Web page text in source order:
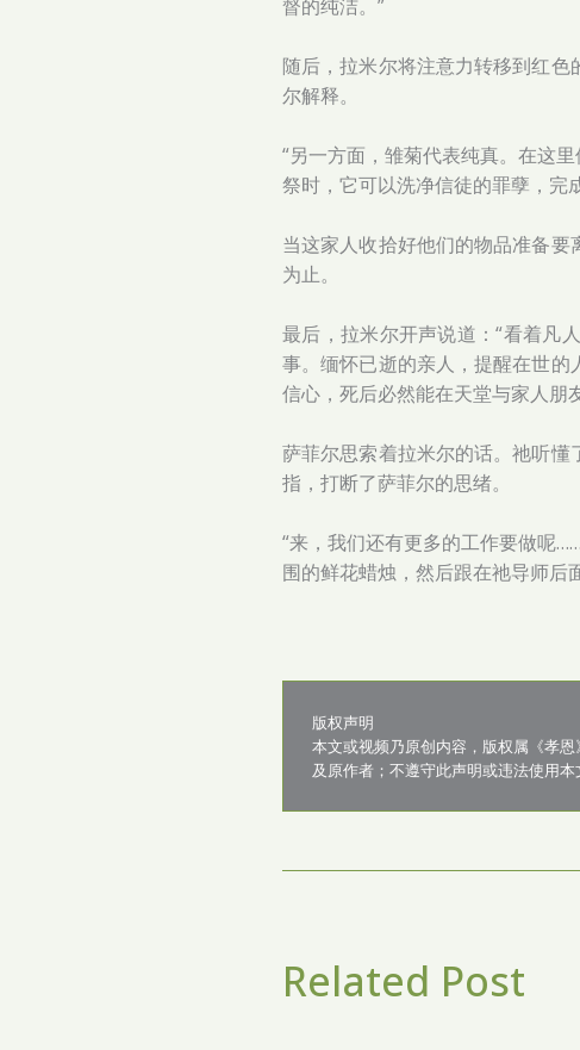
督的纯洁。”
随后，拉米尔将注意力转移到红
尔解释。
“另一方面，雏菊代表纯真。在这
祭时，它可以洗净信徒的罪孽，完
当这家人收拾好他们的物品准备
为止。
最后，拉米尔开声说道：“看着凡
事。缅怀已逝的亲人，提醒在世
信心，死后必然能在天堂与家人朋
萨菲尔思索着拉米尔的话。祂听
指，打断了萨菲尔的思绪。
“来，我们还有更多的工作要做呢
围的鲜花蜡烛，然后跟在祂导师后
版权声明
本文或视频乃原创内容，版权属《孝
Related Post